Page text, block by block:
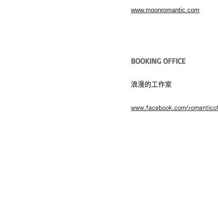
www.moonromantic.com
BOOKING OFFICE
浪漫的工作室
www.facebook.com/